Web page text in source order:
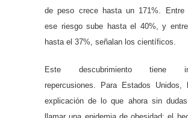
de peso crece hasta un 171%. Entre
ese riesgo sube hasta el 40%, y
hasta el 37%, señalan los científicos.
Este descubrimiento tiene
repercusiones. Para Estados Unidos,
explicación de lo que ahora sin